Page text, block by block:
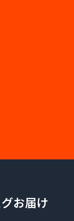
お届け